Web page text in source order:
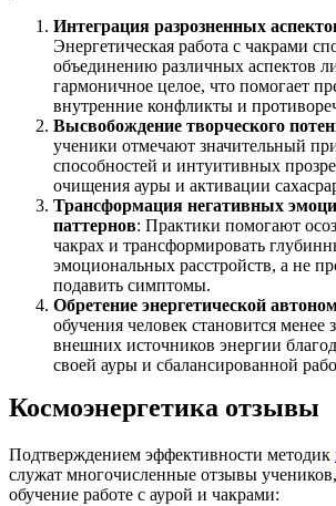
Интеграция разрозненных
Энергетическая работа с чакрами
объединению различных аспектов
гармоничное целое, что помогает
внутренние конфликты и
Высвобождение творческого
ученики отмечают значительный
способностей и интуитивных
очищения ауры и активации
Трансформация негативных
паттернов: Практики помогают
чакрах и трансформировать
эмоциональных расстройств, а не
подавить симптомы.
Обретение энергетической
обучения человек становится менее
внешних источников энергии
своей ауры и сбалансированной
Космоэнергетика отзывы
Подтверждением эффективности методик
служат многочисленные отзывы
обучение работе с аурой и чакрами: